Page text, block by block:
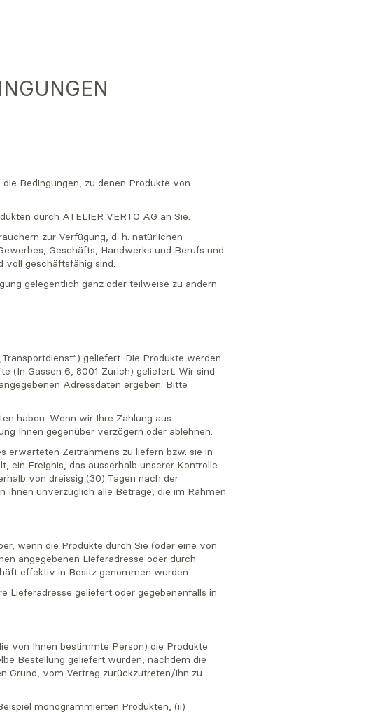
Bedingungen, zu denen Produkte von
durch ATELIER VERTO AG an Sie.
zur Verfügung, d. h. natürlichen
Geschäfts, Handwerks und Berufs und
voll geschäftsfähig sind.
gelegentlich ganz oder teilweise zu ändern
geliefert. Die Produkte werden
(In Gassen 6, 8001 Zurich) geliefert. Wir sind
Adressdaten ergeben. Bitte
haben. Wenn wir Ihre Zahlung aus
Ihnen gegenüber verzögern oder ablehnen.
erwarteten Zeitrahmens zu liefern bzw. sie in
ein Ereignis, das ausserhalb unserer Kontrolle
von dreissig (30) Tagen nach der
unverzüglich alle Beträge, die im Rahmen
wenn die Produkte durch Sie (oder eine von
angegebenen Lieferadresse oder durch
effektiv in Besitz genommen wurden.
Lieferadresse geliefert oder gegebenenfalls in
von Ihnen bestimmte Person) die Produkte
Bestellung geliefert wurden, nachdem die
Grund, vom Vertrag zurückzutreten/ihn zu
monogrammierten Produkten, (ii)